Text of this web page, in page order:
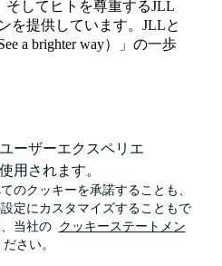
してヒトを尊重するJLL
を提供しています。JLLと
a brighter way）」の一歩
ューション
ルティング
グリーンリース
ント
ーザーエクスペリエ
用されます。
のクッキーを承諾することも、
定にカスタマイズすることもで
当社の クッキーステートメン
さい。